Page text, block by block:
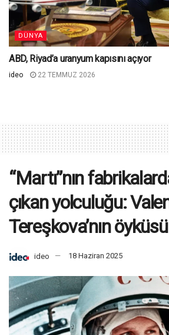
DÜNYA
ABD, Riyad’a uranyum kapısını açıyor
ideo 22 TEMMUZ 2026
“Martı”nın
çıkan yolculuğu:
Tereşkova’nın öyküsü
ideo 18 Haziran 2025